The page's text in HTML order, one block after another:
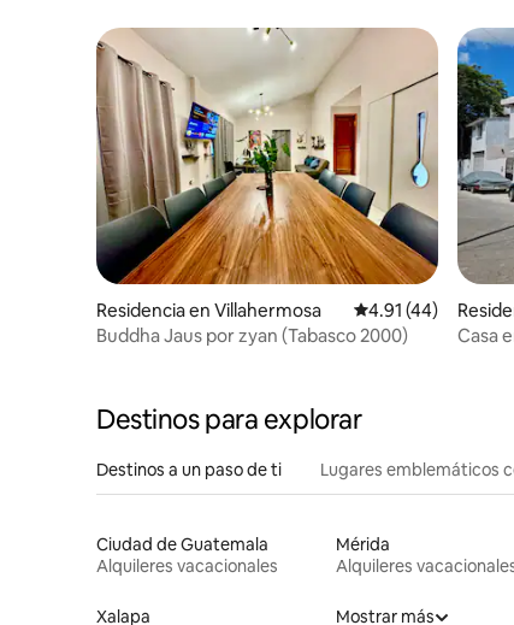
Residencia en Villahermosa Calificación
4.91 (44)
Buddha Jaus por zyan (Tabasco 2000)
Casa
Destinos para explorar
Destinos a un paso de ti Lugares emblemáticos
Ciudad de Guatemala
Alquileres vacacionales
Mérida
Alquileres
Xalapa Mostrar más